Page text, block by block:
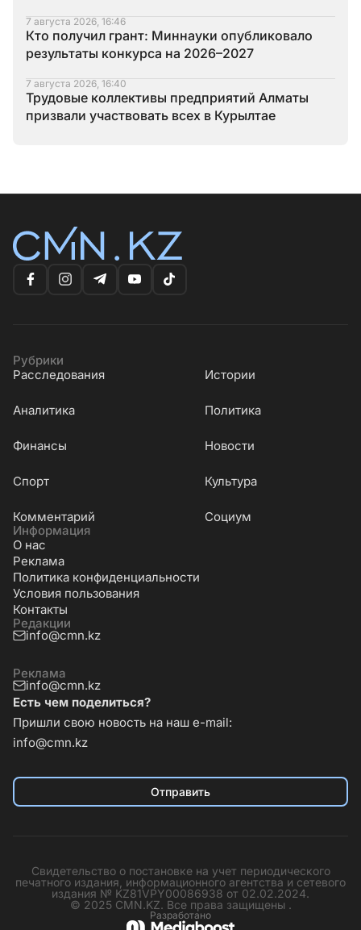
7 августа 2026, 16:46
Кто получил грант: Миннауки опубликовало
результаты конкурса на 2026–2027
7 августа 2026, 16:40
Трудовые коллективы предприятий Алматы
призвали участвовать всех в Курылтае
Рубрики
Расследования
Истории
Аналитика Политика
Финансы Новости
Cпорт Культура
Комментарий
Социум
Информация
О нас
Реклама
Политика конфиденциальности
Условия пользования
Контакты
Редакции
info@cmn.kz
Реклама
info@cmn.kz
Есть чем поделиться?
Пришли свою новость на наш e-mail:
info@cmn.kz
Отправить
Свидетельство о постановке на учет периодического
печатного издания, информационного агентства и сетевого
издания № KZ81VPY00086938 от 02.02.2024.
© 2025 CMN.KZ. Все права защищены .
Разработано